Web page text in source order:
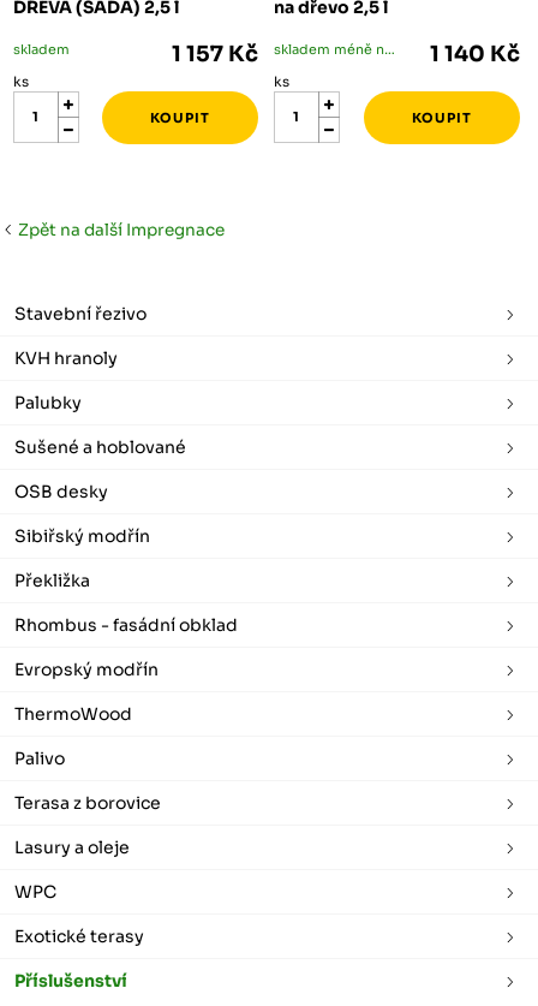
DŘEVA (SADA) 2,5 l
skladem 1 157 Kč
ks
na dřevo 2,5 l
skladem méně než 5 ks 1 140 Kč
ks
Zpět na další Impregnace
Stavební řezivo
KVH hranoly
Palubky
Sušené a hoblované
OSB desky
Sibiřský modřín
Překližka
Rhombus - fasádní obklad
Evropský modřín
ThermoWood
Palivo
Terasa z borovice
Lasury a oleje
WPC
Exotické terasy
Příslušenství